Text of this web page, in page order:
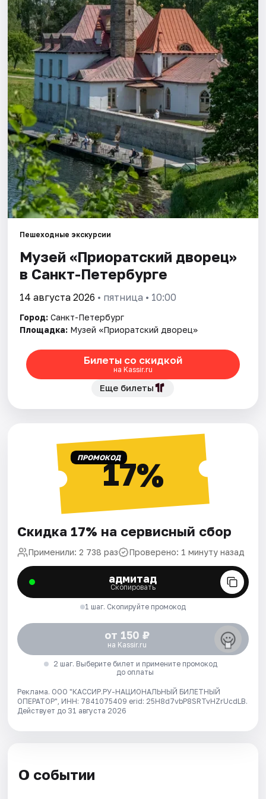
Города
Площадки
Артисты
Рейтинги
Пешеходные экскурсии
Музей «Приоратский дворец»
в Санкт-Петербурге
14 августа 2026 • пятница • 10:00
Город: Санкт-Петербург
Площадка: Музей «Приоратский дворец»
Билеты со скидкой
на Kassir.ru
Еще билеты
ПРОМОКОД17%
Скидка 17% на сервисный сбор
Применили: 2 738 раз Проверено: 1 минуту назад
адмитад
Скопировать
1 шаг. Скопируйте промокод
от 150 ₽
на Kassir.ru
2 шаг. Выберите билет и примените промокод
до оплаты
Реклама. ООО "КАССИР.РУ-НАЦИОНАЛЬНЫЙ БИЛЕТНЫЙ
ОПЕРАТОР", ИНН: 7841075409 erid: 25H8d7vbP8SRTvHZrUcdLB.
Действует до 31 августа 2026
О событии